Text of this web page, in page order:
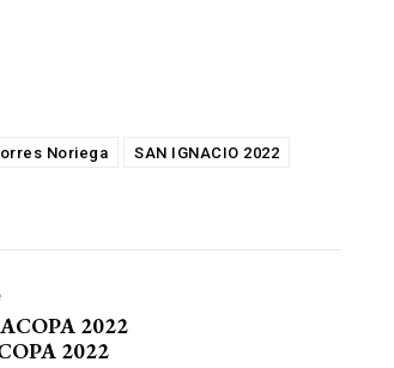
Noriega
SAN IGNACIO 2022
2022